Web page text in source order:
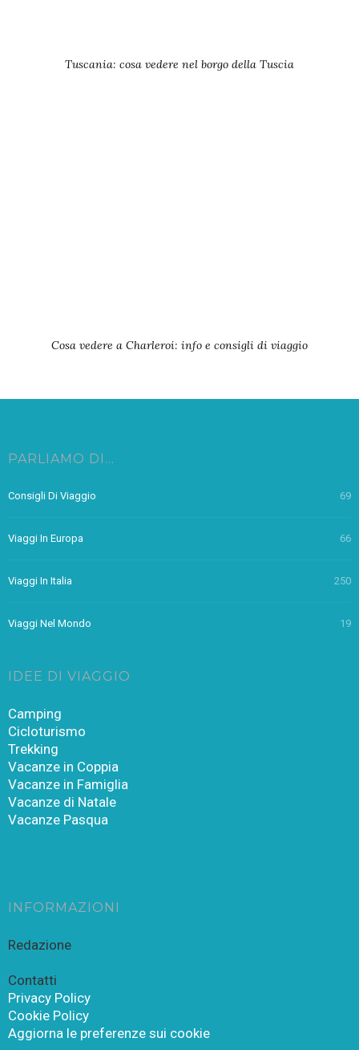
Tuscania: cosa vedere nel borgo della Tuscia
Cosa vedere a Charleroi: info e consigli di viaggio
PARLIAMO DI…
Consigli Di Viaggio 69
Viaggi In Europa 66
Viaggi In Italia 250
Viaggi Nel Mondo 19
IDEE DI VIAGGIO
Camping
Cicloturismo
Trekking
Vacanze in Coppia
Vacanze in Famiglia
Vacanze di Natale
Vacanze Pasqua
INFORMAZIONI
Redazione
Contatti
Privacy Policy
Cookie Policy
Aggiorna le preferenze sui cookie